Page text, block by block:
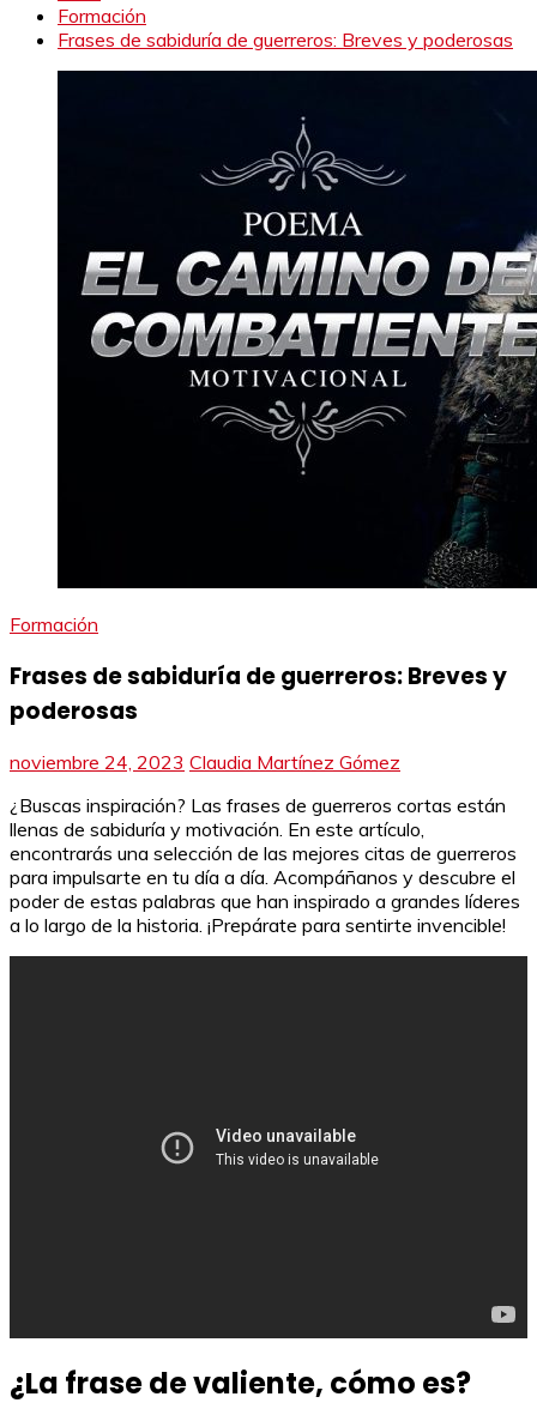
Formación
Frases de sabiduría de guerreros: Breves y poderosas
Formación
Frases de sabiduría de guerreros: Breves y
poderosas
noviembre 24, 2023 Claudia Martínez Gómez
¿Buscas inspiración? Las frases de guerreros cortas están
llenas de sabiduría y motivación. En este artículo,
encontrarás una selección de las mejores citas de guerreros
para impulsarte en tu día a día. Acompáñanos y descubre el
poder de estas palabras que han inspirado a grandes líderes
a lo largo de la historia. ¡Prepárate para sentirte invencible!
¿La frase de valiente, cómo es?